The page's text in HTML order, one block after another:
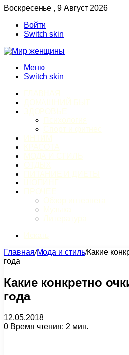
Воскресенье , 9 Август 2026
Войти
Switch skin
Меню
Switch skin
Главная/Мода и стиль/Какие
года
Какие конкретно
года
12.05.2018
0 Время чтения: 2 мин.